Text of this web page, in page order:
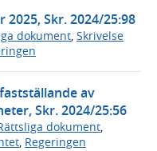
Skr. 2024/25:98
dokument, Skrivelse
av
Skr. 2024/25:56
dokument,
, Regeringen